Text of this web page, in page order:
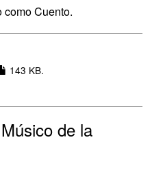
como Cuento.
143 KB.
de la